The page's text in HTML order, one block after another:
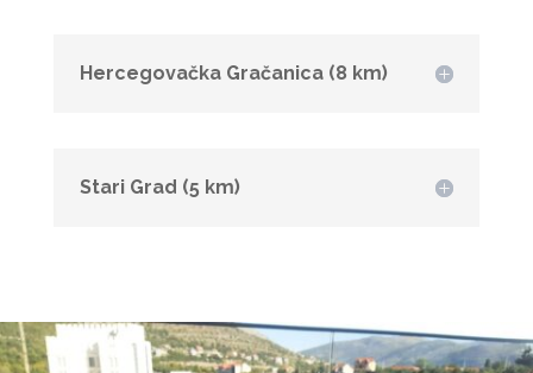
Hercegovačka Gračanica (8 km)
Stari Grad (5 km)